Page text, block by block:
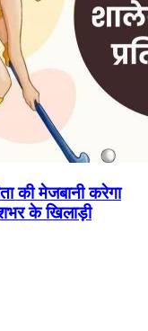
की मेजबानी करेगा
के खिलाड़ी